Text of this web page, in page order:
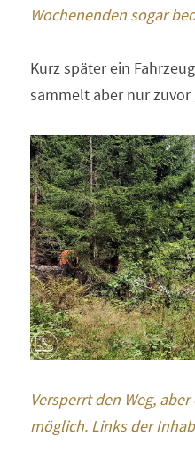
Wochenenden sogar
Kurz später ein
sammelt aber nur
Versperrt den Weg,
möglich. Links der